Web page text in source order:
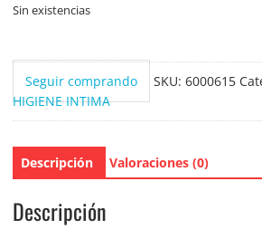
Sin existencias
Seguir comprando SKU: 6000615
HIGIENE INTIMA
Descripción Valoraciones (0)
Descripción